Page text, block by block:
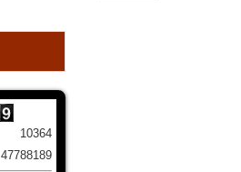
10364
47788189